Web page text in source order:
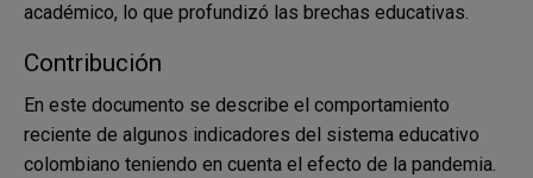
académico, lo que profundizó las brechas educativas.
Contribución
En este documento se describe el comportamiento
reciente de algunos indicadores del sistema educativo
colombiano teniendo en cuenta el efecto de la pandemia.